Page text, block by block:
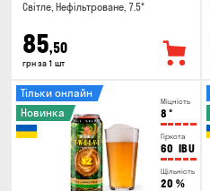
Світле, Нефільтроване, 7.5°
85,50
грн за 1 шт
Міцність
8 °
Гіркота
60 IBU
Щільність
20 %
Тільки онлайн
Новинка